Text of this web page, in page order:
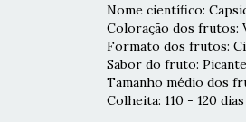
Nome científico:
Coloração dos frutos:
Formato dos frutos:
Sabor do fruto: Picante
Tamanho médio dos
Colheita: 110 - 120 dias